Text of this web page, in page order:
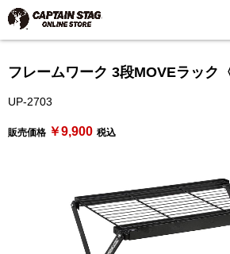
フレームワーク 3段MOVEラック〈
UP-2703
販売価格 ￥9,900 税込